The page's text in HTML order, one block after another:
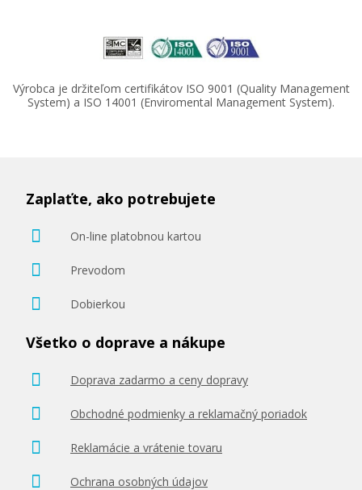
Výrobca je držiteľom certifikátov ISO 9001 (Quality Management
System) a ISO 14001 (Enviromental Management System).
Zaplaťte, ako potrebujete
On-line platobnou kartou
Prevodom
Dobierkou
Všetko o doprave a nákupe
Doprava zadarmo a ceny dopravy
Obchodné podmienky a reklamačný poriadok
Reklamácie a vrátenie tovaru
Ochrana osobných údajov